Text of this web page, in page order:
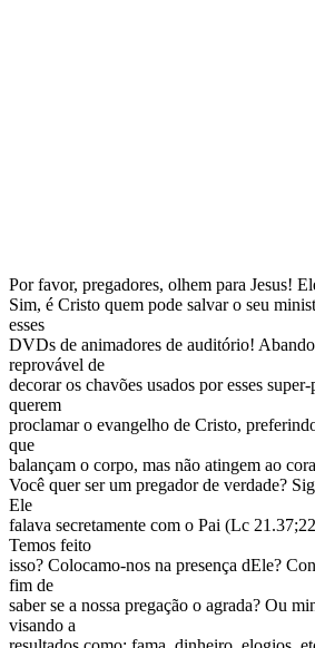
Por favor, pregadores, olhem para Jesus!
Sim, é Cristo quem pode salvar o seu
esses
DVDs de animadores de auditório!
reprovável de
decorar os chavões usados por esses
querem
proclamar o evangelho de Cristo,
que
balançam o corpo, mas não atingem ao
Você quer ser um pregador de verdade?
Ele
falava secretamente com o Pai (Lc
Temos feito
isso? Colocamo-nos na presença dEle?
fim de
saber se a nossa pregação o agrada? Ou
visando a